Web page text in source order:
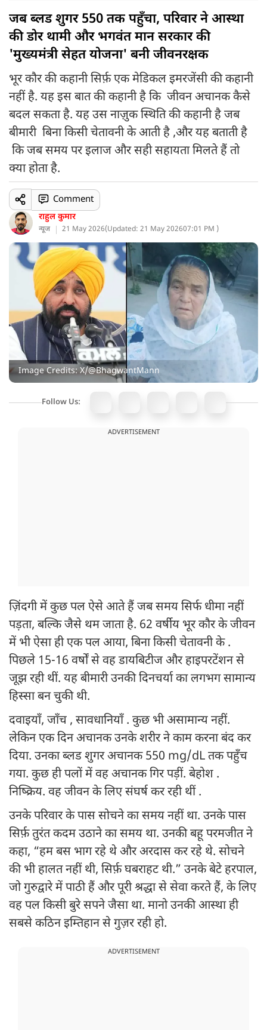
जब ब्लड शुगर 550 तक पहुँचा, परिवार ने आस्था
की डोर थामी और भगवंत मान सरकार की
'मुख्यमंत्री सेहत योजना' बनी जीवनरक्षक
भूर कौर की कहानी सिर्फ़ एक मेडिकल इमरजेंसी की कहानी
नहीं है. यह इस बात की कहानी है कि जीवन अचानक कैसे
बदल सकता है. यह उस नाज़ुक स्थिति की कहानी है जब
बीमारी बिना किसी चेतावनी के आती है ,और यह बताती है
कि जब समय पर इलाज और सही सहायता मिलते हैं तो
क्या होता है.
राहुल कुमार
न्यूज 21 May 2026(Updated: 21 May 202607:01 PM )
Comment
Image Credits: X/@BhagwantMann
Follow Us:
ADVERTISEMENT
ज़िंदगी में कुछ पल ऐसे आते हैं जब समय सिर्फ धीमा नहीं
पड़ता, बल्कि जैसे थम जाता है. 62 वर्षीय भूर कौर के जीवन
में भी ऐसा ही एक पल आया, बिना किसी चेतावनी के .
पिछले 15-16 वर्षों से वह डायबिटीज और हाइपरटेंशन से
जूझ रही थीं. यह बीमारी उनकी दिनचर्या का लगभग सामान्य
हिस्सा बन चुकी थी.
दवाइयाँ, जाँच , सावधानियाँ . कुछ भी असामान्य नहीं.
लेकिन एक दिन अचानक उनके शरीर ने काम करना बंद कर
दिया. उनका ब्लड शुगर अचानक 550 mg/dL तक पहुँच
गया. कुछ ही पलों में वह अचानक गिर पड़ीं. बेहोश .
निष्क्रिय. वह जीवन के लिए संघर्ष कर रही थीं .
उनके परिवार के पास सोचने का समय नहीं था. उनके पास
सिर्फ़ तुरंत कदम उठाने का समय था. उनकी बहू परमजीत ने
कहा, “हम बस भाग रहे थे और अरदास कर रहे थे. सोचने
की भी हालत नहीं थी, सिर्फ़ घबराहट थी.” उनके बेटे हरपाल,
जो गुरुद्वारे में पाठी हैं और पूरी श्रद्धा से सेवा करते हैं, के लिए
वह पल किसी बुरे सपने जैसा था. मानो उनकी आस्था ही
सबसे कठिन इम्तिहान से गुज़र रही हो.
ADVERTISEMENT